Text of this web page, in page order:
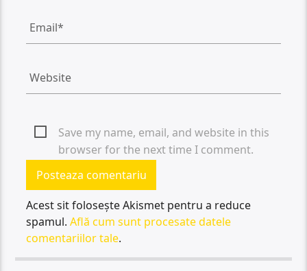
Save my name, email, and website in this
browser for the next time I comment.
Acest sit folosește Akismet pentru a reduce
spamul.Află cum sunt procesate datele
comentariilor tale.